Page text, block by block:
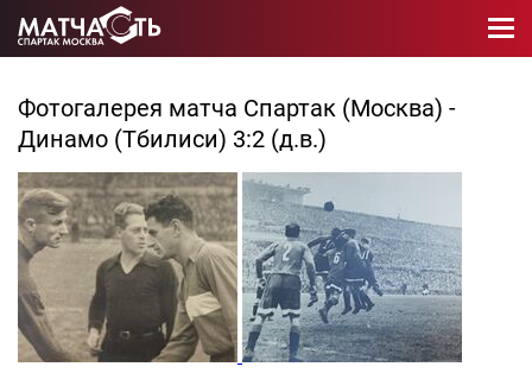
Фотогалерея матча Спартак (Москва) -
Динамо (Тбилиси) 3:2 (д.в.)